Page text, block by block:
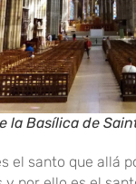
la Basílica de
el santo que allá